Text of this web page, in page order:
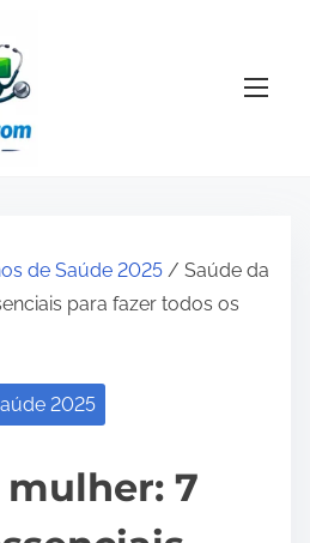
de Saúde 2025 / Saúde da
para fazer todos os
2025
mulher: 7